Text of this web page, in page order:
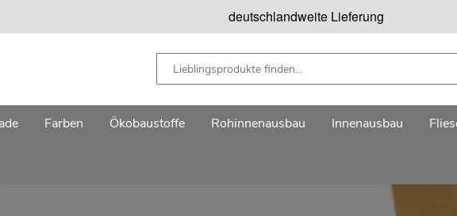
deutschlandweite Lieferung
Farben Ökobaustoffe Rohinnenausbau Innenausbau